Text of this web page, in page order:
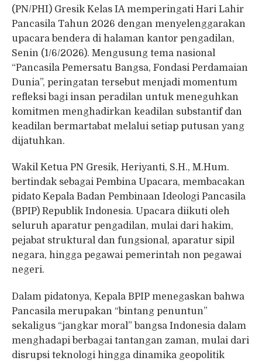
(PN/PHI) Gresik Kelas IA memperingati Hari Lahir
Pancasila Tahun 2026 dengan menyelenggarakan
upacara bendera di halaman kantor pengadilan,
Senin (1/6/2026). Mengusung tema nasional
“Pancasila Pemersatu Bangsa, Fondasi Perdamaian
Dunia”, peringatan tersebut menjadi momentum
refleksi bagi insan peradilan untuk meneguhkan
komitmen menghadirkan keadilan substantif dan
keadilan bermartabat melalui setiap putusan yang
dijatuhkan.
Wakil Ketua PN Gresik, Heriyanti, S.H., M.Hum.
bertindak sebagai Pembina Upacara, membacakan
pidato Kepala Badan Pembinaan Ideologi Pancasila
(BPIP) Republik Indonesia. Upacara diikuti oleh
seluruh aparatur pengadilan, mulai dari hakim,
pejabat struktural dan fungsional, aparatur sipil
negara, hingga pegawai pemerintah non pegawai
negeri.
Dalam pidatonya, Kepala BPIP menegaskan bahwa
Pancasila merupakan “bintang penuntun”
sekaligus “jangkar moral” bangsa Indonesia dalam
menghadapi berbagai tantangan zaman, mulai dari
disrupsi teknologi hingga dinamika geopolitik